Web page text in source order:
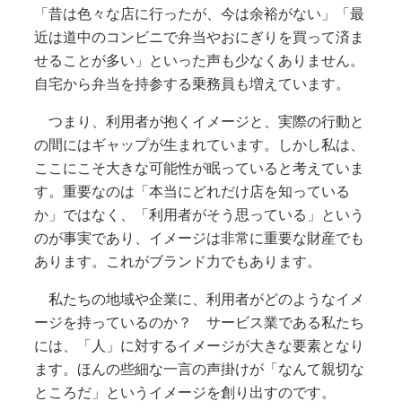
「昔は色々な店に行ったが、今は余裕がない」「最
近は道中のコンビニで弁当やおにぎりを買って済ま
せることが多い」といった声も少なくありません。
自宅から弁当を持参する乗務員も増えています。
つまり、利用者が抱くイメージと、実際の行動と
の間にはギャップが生まれています。しかし私は、
ここにこそ大きな可能性が眠っていると考えていま
す。重要なのは「本当にどれだけ店を知っている
か」ではなく、「利用者がそう思っている」という
のが事実であり、イメージは非常に重要な財産でも
あります。これがブランド力でもあります。
私たちの地域や企業に、利用者がどのようなイメ
ージを持っているのか？ サービス業である私たち
には、「人」に対するイメージが大きな要素となり
ます。ほんの些細な一言の声掛けが「なんて親切な
ところだ」というイメージを創り出すのです。